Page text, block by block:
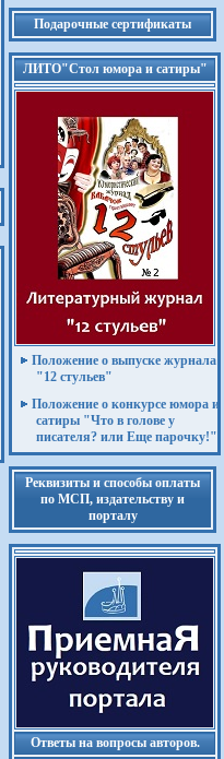
Подарочные сертификаты
ЛИТО"Стол юмора и сатиры"
Положение о выпуске журнала
"12 стульев"
Положение о конкурсе юмора и
сатиры "Что в голове у
писателя? или Еще парочку!"
Реквизиты и способы оплаты
по МСП, издательству и
порталу
Ответы на вопросы авторов.